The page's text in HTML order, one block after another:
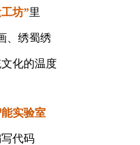
坊”里
、绣蜀绣
化的温度
能实验室
代码